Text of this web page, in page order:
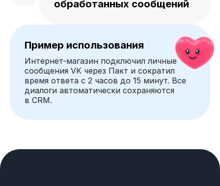
обработанных сообщений
Пример использования
Интернет-магазин подключил личные
сообщения VK через Пакт и сократил
время ответа с 2 часов до 15 минут. Все
диалоги автоматически сохраняются
в CRM.